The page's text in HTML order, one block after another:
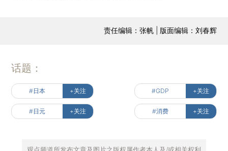
责任编辑：张帆 | 版面编辑：刘春辉
话题：
#日本 +关注 #GDP +关注
#日元 +关注 #消费 +关注
观点频道所发布文章及图片之版权属作者本人及/或相关权利